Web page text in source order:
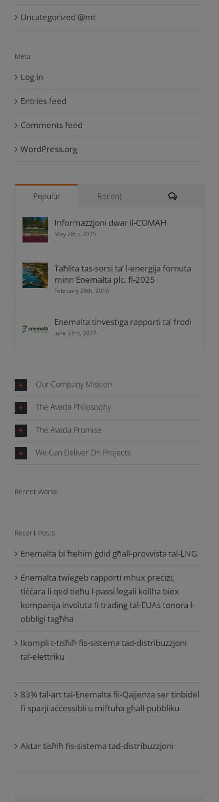
Uncategorized @mt
Meta
Log in
Entries feed
Comments feed
WordPress.org
Popular Recent Comments
Informazzjoni dwar il-COMAH
May 28th, 2015
Taħlita tas-sorsi ta’ l-energija fornuta
minn Enemalta plc. fl-2025
February 28th, 2016
Enemalta tinvestiga rapporti ta’ frodi
June 27th, 2017
Our Company Mission
The Avada Philosophy
The Avada Promise
We Can Deliver On Projects
Recent Works
Recent Posts
Enemalta bi ftehim ġdid għall-provvista tal-LNG
Enemalta twieġeb rapporti mhux preċiżi;
tiċċara li qed tieħu l-passi legali kollha biex
kumpanija involuta fi trading tal-EUAs tonora l-
obbligi tagħha
Ikompli t-tisħiħ fis-sistema tad-distribuzzjoni
tal-elettriku
83% tal-art tal-Enemalta fil-Qajjenza ser tinbidel
fi spazji aċċessibli u miftuħa għall-pubbliku
Aktar tisħiħ fis-sistema tad-distribuzzjoni